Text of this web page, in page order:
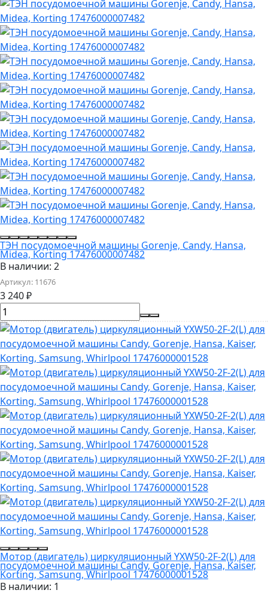
ТЭН посудомоечной машины Gorenje, Candy, Hansa,
Midea, Korting 17476000007482
В наличии: 2
Артикул: 11676
3 240₽
Мотор (двигатель) циркуляционный YXW50-2F-2(L) для
посудомоечной машины Candy, Gorenje, Hansa, Kaiser,
Korting, Samsung, Whirlpool 17476000001528
В наличии: 1